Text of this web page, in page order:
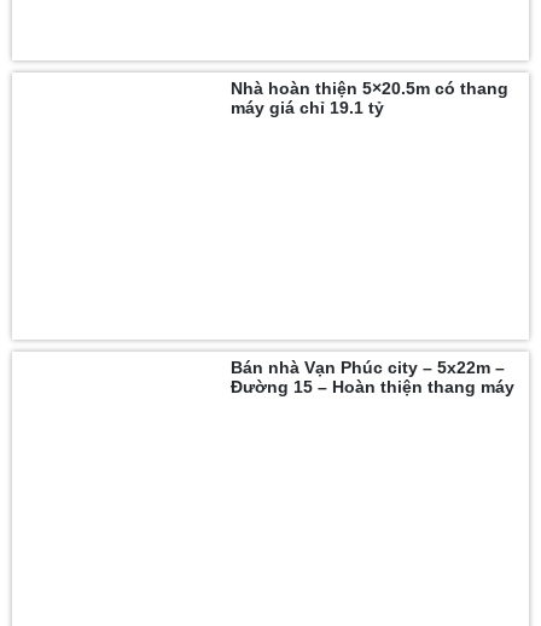
Nhà hoàn thiện 5×20.5m có thang
máy giá chỉ 19.1 tỷ
Bán nhà Vạn Phúc city – 5x22m –
Đường 15 – Hoàn thiện thang máy